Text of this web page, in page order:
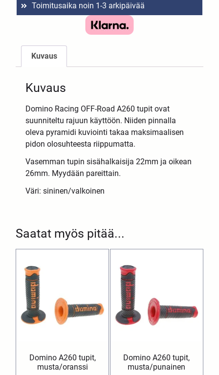
Toimitusaika noin 1-3 arkipäivää
Saatat myös pitää...
Domino A260 tupit,
musta/oranssi
Domino A260 tupit,
musta/punainen
Kuvaus
Kuvaus
Domino Racing OFF-Road A260 tupit ovat
suunniteltu rajuun käyttöön. Niiden pinnalla
oleva pyramidi kuviointi takaa maksimaalisen
pidon olosuhteesta riippumatta.
Vasemman tupin sisähalkaisija 22mm ja oikean
26mm. Myydään pareittain.
Väri: sininen/valkoinen